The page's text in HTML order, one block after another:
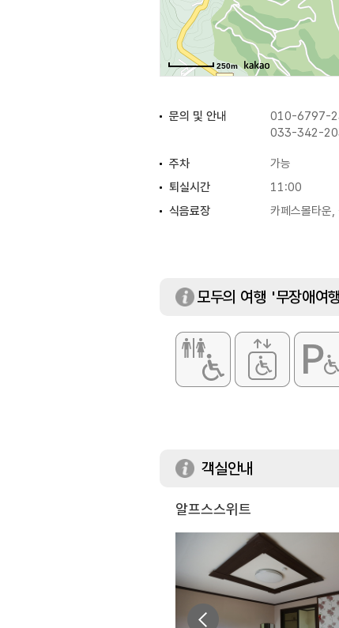
250m
문의 및 안내
010-6797-
033-342-
주차
가능
퇴실시간
11:00
식음료장
카페스몰타운,
모두의 여행 '무장애여
객실안내
알프스스위트